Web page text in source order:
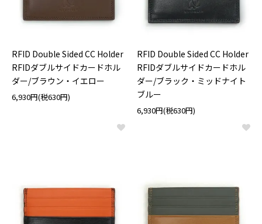
RFID Double Sided CC Holder
RFIDダブルサイドカードホル
ダー/ブラウン・イエロー
6,930円(税630円)
RFID Double Sided CC Holder
RFIDダブルサイドカードホル
ダー/ブラック・ミッドナイト
ブルー
6,930円(税630円)